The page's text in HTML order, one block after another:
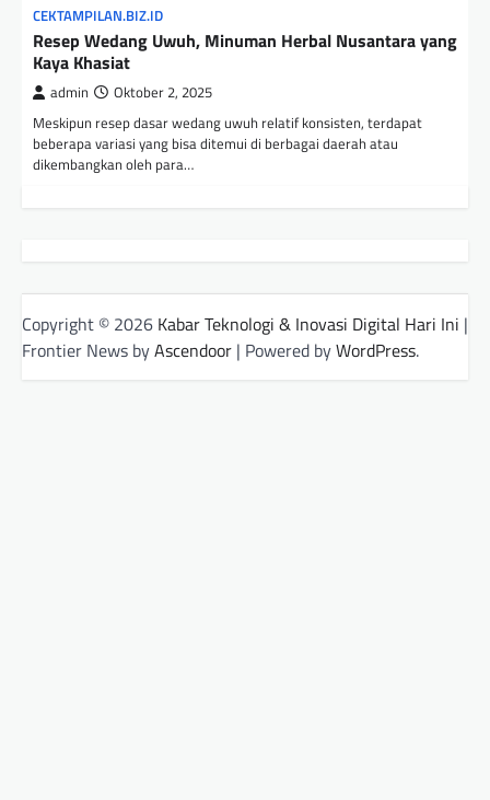
CEKTAMPILAN.BIZ.ID
Resep Wedang Uwuh, Minuman Herbal Nusantara yang
Kaya Khasiat
admin Oktober 2, 2025
Meskipun resep dasar wedang uwuh relatif konsisten, terdapat
beberapa variasi yang bisa ditemui di berbagai daerah atau
dikembangkan oleh para…
Copyright © 2026 Kabar Teknologi & Inovasi Digital Hari Ini |
Frontier News byAscendoor | Powered byWordPress.